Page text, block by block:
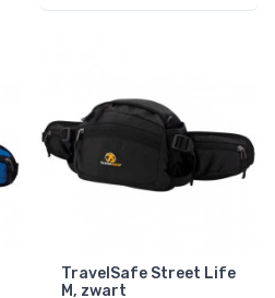
TravelSafe Street Life
M, zwart